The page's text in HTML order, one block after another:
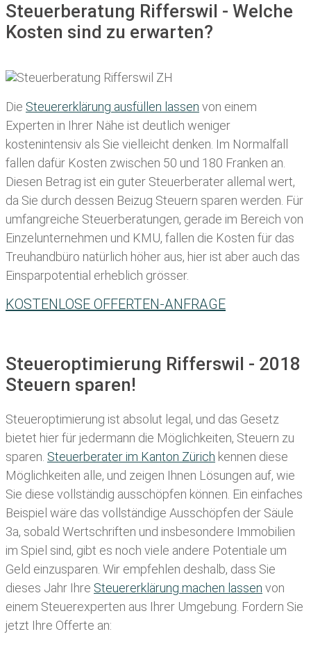
Steuerberatung Rifferswil - Welche
Kosten sind zu erwarten?
Die Steuererklärung ausfüllen lassen von einem
Experten in Ihrer Nähe ist deutlich weniger
kostenintensiv als Sie vielleicht denken. Im Normalfall
fallen dafür Kosten zwischen 50 und 180 Franken an.
Diesen Betrag ist ein guter Steuerberater allemal wert,
da Sie durch dessen Beizug Steuern sparen werden. Für
umfangreiche Steuerberatungen, gerade im Bereich von
Einzelunternehmen und KMU, fallen die Kosten für das
Treuhandbüro natürlich höher aus, hier ist aber auch das
Einsparpotential erheblich grösser.
KOSTENLOSE OFFERTEN-ANFRAGE
Steueroptimierung Rifferswil - 2018
Steuern sparen!
Steueroptimierung ist absolut legal, und das Gesetz
bietet hier für jedermann die Möglichkeiten, Steuern zu
sparen. Steuerberater im K anton Zürich kennen diese
Möglichkeiten alle, und zeigen Ihnen Lösungen auf, wie
Sie diese vollständig ausschöpfen können. Ein einfaches
Beispiel wäre das vollständige Ausschöpfen der Säule
3a, sobald Wertschriften und insbesondere Immobilien
im Spiel sind, gibt es noch viele andere Potentiale um
Geld einzusparen. Wir empfehlen deshalb, dass Sie
dieses Jahr Ihre Steuererklärung machen lassen von
einem Steuerexperten aus Ihrer Umgebung. Fordern Sie
jetzt Ihre Offerte an: